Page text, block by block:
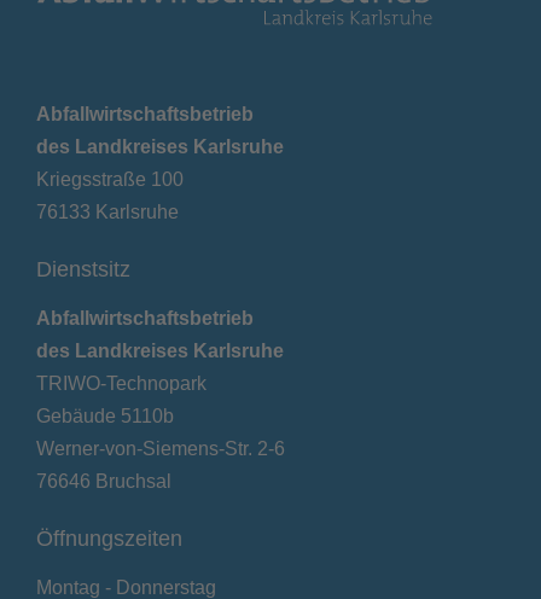
Abfallwirtschaftsbetrieb
des Landkreises Karlsruhe
Kriegsstraße 100
76133 Karlsruhe
Dienstsitz
Abfallwirtschaftsbetrieb
des Landkreises Karlsruhe
TRIWO-Technopark
Gebäude 5110b
Werner-von-Siemens-Str. 2-6
76646 Bruchsal
Öffnungszeiten
Montag - Donnerstag